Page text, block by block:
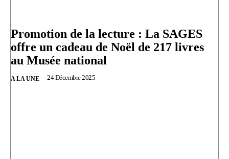
Promotion de la lecture : La SAGES
offre un cadeau de Noël de 217 livres
au Musée national
A LA UNE 24 Décembre 2025